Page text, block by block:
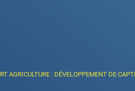
AGRICULTURE : DÉVELOPPEMENT DE